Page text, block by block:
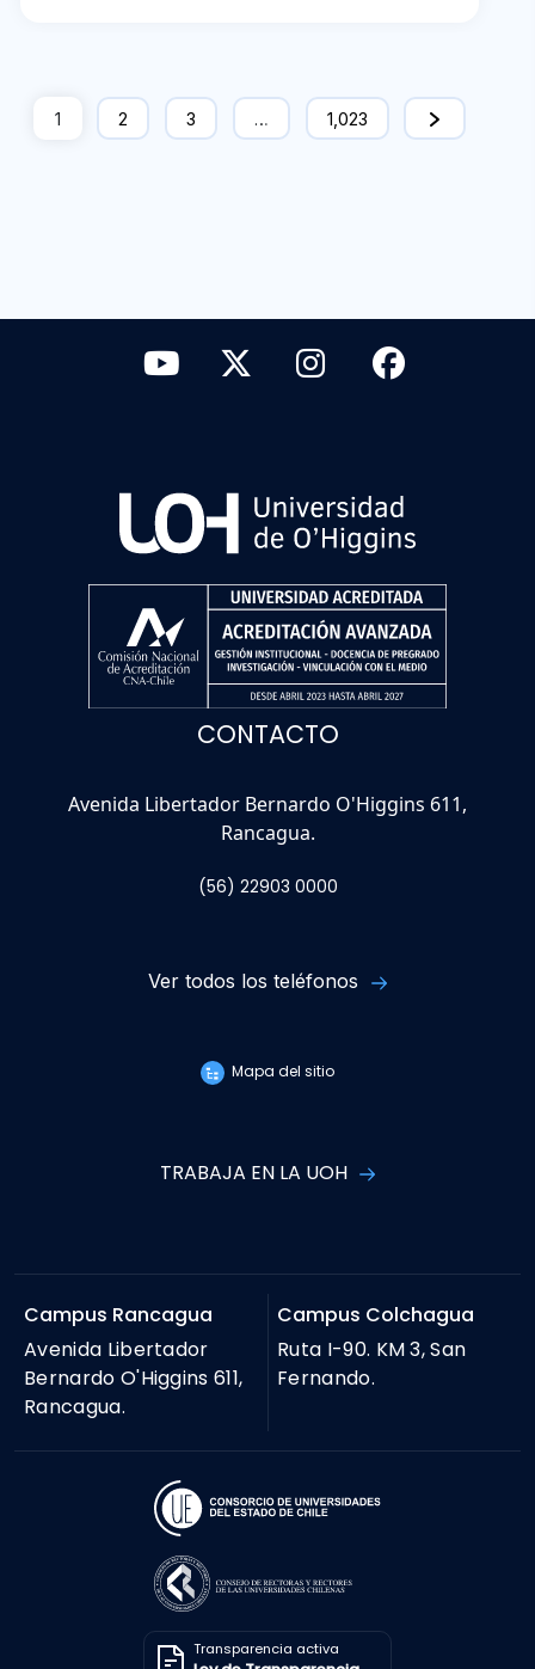
1 2 3 … 1,023
CONTACTO
Avenida Libertador Bernardo O'Higgins 611,
Rancagua.
(56) 22903 0000
Ver todos los teléfonos
Mapa del sitio
TRABAJA EN LA UOH
Campus Rancagua
Avenida Libertador
Bernardo O'Higgins 611,
Rancagua.
Campus Colchagua
Ruta I-90. KM 3, San
Fernando.
Transparencia activa